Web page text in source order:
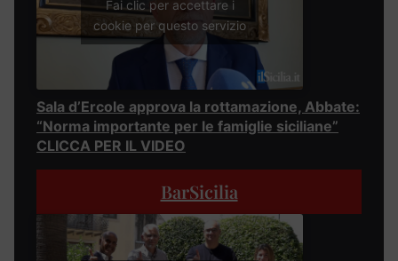
Fai clic per accettare i
cookie per questo servizio
Sala d’Ercole approva la rottamazione, Abbate:
“Norma importante per le famiglie siciliane”
CLICCA PER IL VIDEO
BarSicilia